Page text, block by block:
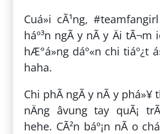
Cuá»i cÃ¹ng,
háº³n ngÃ y nÃ y Äi
hÆ°á»ng dáº«n chi tiáº¿t
haha.
Chi phÃ­ ngÃ y nÃ y phá»¥
nÄng âvung tay quÃ¡
hehe. CÃ²n báº¡n nÃ o